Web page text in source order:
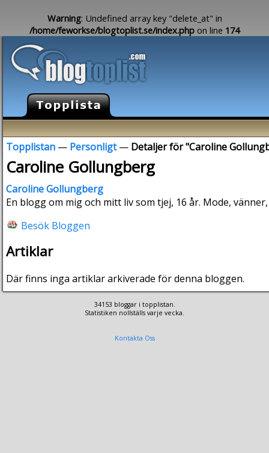
Warning: Undefined array key "delete_at" in
/home/feworkse/blogtoplist.se/index.php on line 174
Topplistan — Personligt— Detaljer för "Caroline
Caroline Gollungberg
Caroline Gollungberg
En blogg om mig och mitt liv som tjej, 16 år. Mode,
Besök Bloggen
Artiklar
Där finns inga artiklar arkiverade för denna bloggen.
34153 bloggar i topplistan.
Statistiken nollställs varje vecka.
Kontakta Oss